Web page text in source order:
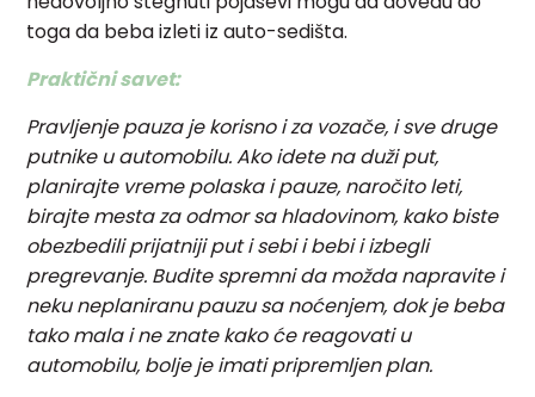
toga da beba izleti iz auto-sedišta.
Praktični savet:
Pravljenje pauza je korisno i za vozače, i sve druge
putnike u automobilu. Ako idete na duži put,
planirajte vreme polaska i pauze, naročito leti,
birajte mesta za odmor sa hladovinom, kako biste
obezbedili prijatniji put i sebi i bebi i izbegli
pregrevanje. Budite spremni da možda napravite i
neku neplaniranu pauzu sa noćenjem, dok je beba
tako mala i ne znate kako će reagovati u
automobilu, bolje je imati pripremljen plan.